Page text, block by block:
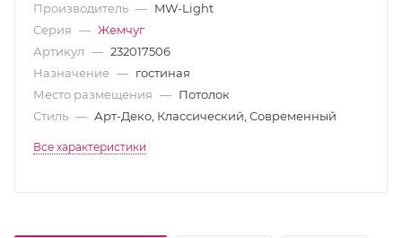
Производитель — MW-Light
Серия — Жемчуг
Артикул — 232017506
Назначение — гостиная
Место размещения — Потолок
Стиль — Арт-Деко, Классический, Современный
Все характеристики